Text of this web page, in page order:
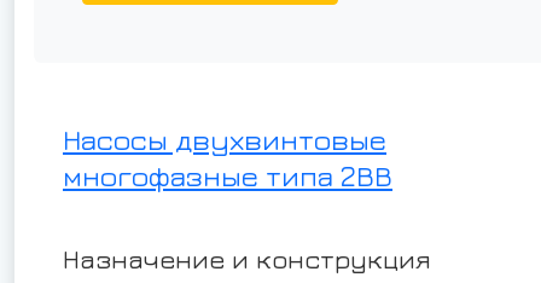
Насосы двухвинтовые
многофазные типа 2ВВ
Назначение и конструкция